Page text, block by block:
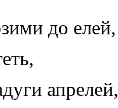
до елей,
апрелей,